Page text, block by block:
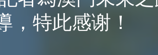
特此感谢！